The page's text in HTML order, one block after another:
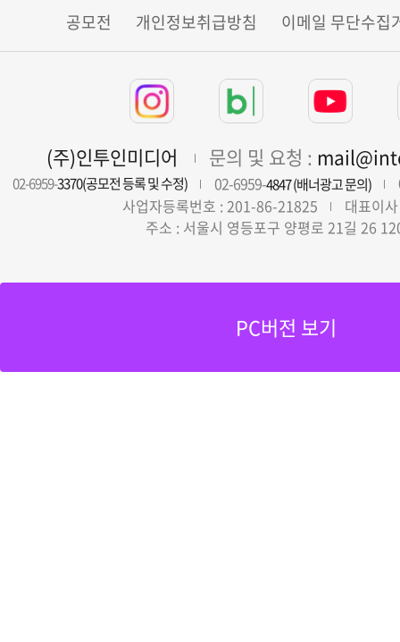
공모전 개인정보취급방침 이메일 무단수집
(주)인투인미디어 문의 및 요청 :
02-6959-3370(공모전 등록 및 수정) 02-6959-4847 (배너광고 문의)
사업자등록번호 : 201-86-21825
대표이
주소 : 서울시 영등포구 양평로 21길 26
PC버전 보기